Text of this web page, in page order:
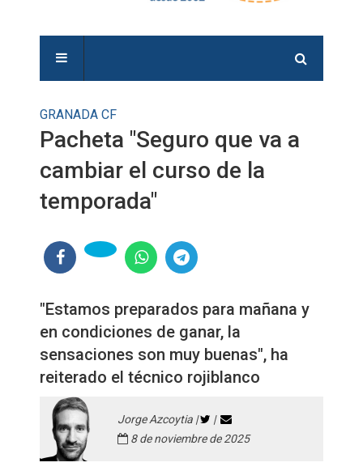
GRANADA CF
Pacheta "Seguro que va a
cambiar el curso de la
temporada"
"Estamos preparados para mañana y
en condiciones de ganar, la
sensaciones son muy buenas", ha
reiterado el técnico rojiblanco
Jorge Azcoytia |
|
8 de noviembre de 2025